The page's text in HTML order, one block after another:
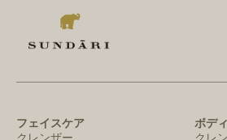
フェイスケア
クレンザー
ボデ
クレ